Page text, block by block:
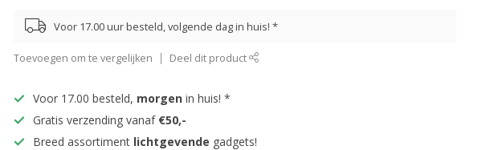
Voor 17.00 uur besteld, volgende dag in huis! *
Toevoegen om te vergelijken Deel dit product
Voor 17.00 besteld, morgen in huis! *
Gratis verzending vanaf €50,-
Breed assortiment lichtgevende gadgets!